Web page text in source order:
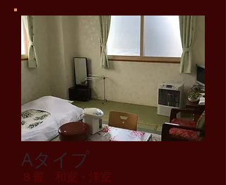
Aタイプ
８畳 和室・洋室